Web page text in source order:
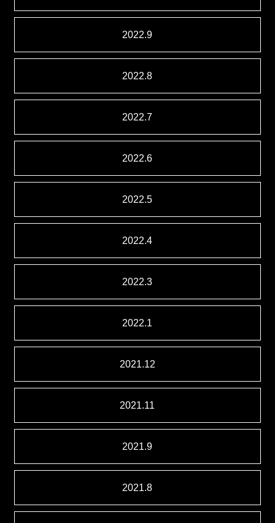
2022.9
2022.8
2022.7
2022.6
2022.5
2022.4
2022.3
2022.1
2021.12
2021.11
2021.9
2021.8